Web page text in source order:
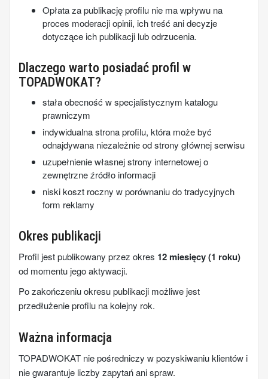
Opłata za publikację profilu nie ma wpływu na
proces moderacji opinii, ich treść ani decyzje
dotyczące ich publikacji lub odrzucenia.
Dlaczego warto posiadać profil w
TOPADWOKAT?
stała obecność w specjalistycznym katalogu
prawniczym
indywidualna strona profilu, która może być
odnajdywana niezależnie od strony głównej serwisu
uzupełnienie własnej strony internetowej o
zewnętrzne źródło informacji
niski koszt roczny w porównaniu do tradycyjnych
form reklamy
Okres publikacji
Profil jest publikowany przez okres 12 miesięcy (1 roku)
od momentu jego aktywacji.
Po zakończeniu okresu publikacji możliwe jest
przedłużenie profilu na kolejny rok.
Ważna informacja
TOPADWOKAT nie pośredniczy w pozyskiwaniu klientów i
nie gwarantuje liczby zapytań ani spraw.